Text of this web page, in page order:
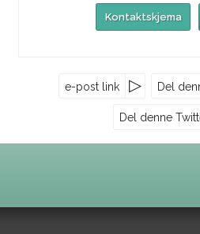
Kontaktskjema
e-post link Del
Del denne